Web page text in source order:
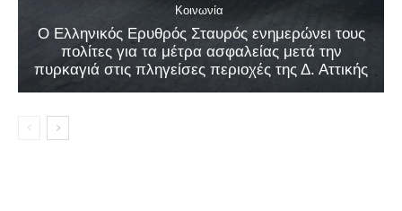
Κοινωνία
Ο Ελληνικός Ερυθρός Σταυρός ενημερώνει τους
πολίτες για τα μέτρα ασφαλείας μετά την
πυρκαγιά στις πληγείσες περιοχές της Δ. Αττικής